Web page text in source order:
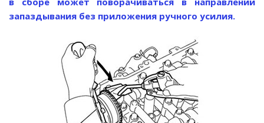
запаздывания без приложения ручного усилия.